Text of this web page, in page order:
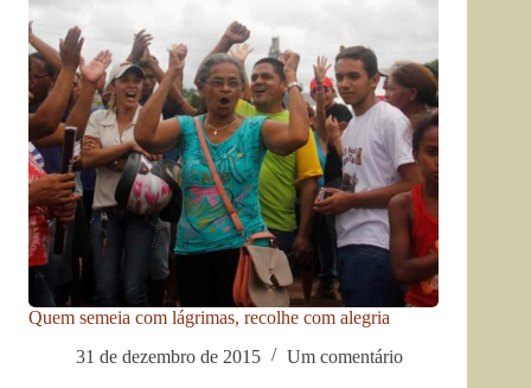
Quem semeia com lágrimas, recolhe com alegria
31 de dezembro de 2015
Um comentário